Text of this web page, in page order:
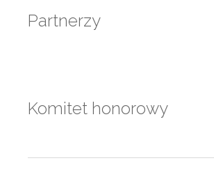
Partnerzy
Komitet honorowy